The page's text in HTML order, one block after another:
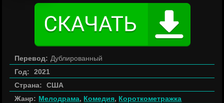
Перевод: Дублированный
Год:
2021
Страна:
США
Жанр: Мелодрама, Комедия, Короткометражка